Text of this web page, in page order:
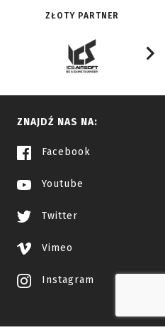
ZŁOTY PARTNER
ZNAJDŹ NAS NA:
Facebook
Youtube
Twitter
Vimeo
Instagram